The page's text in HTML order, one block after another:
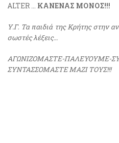
ALTER … ΚΑΝΕΝΑΣ ΜΟΝΟΣ!!!
Υ.Γ. Τα παιδιά της Κρήτης στην
σωστές λέξεις…
ΑΓΩΝΙΖΟΜΑΣΤΕ-ΠΑΛΕΥΟΥΜΕ-
ΣΥΝΤΑΣΣΟΜΑΣΤΕ ΜΑΖΙ ΤΟΥΣ!!!